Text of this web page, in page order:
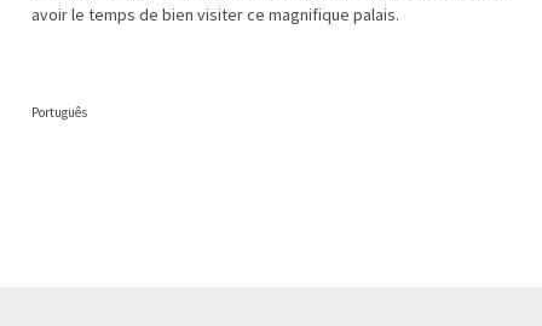
avoir le temps de bien visiter ce magnifique palais.
Português